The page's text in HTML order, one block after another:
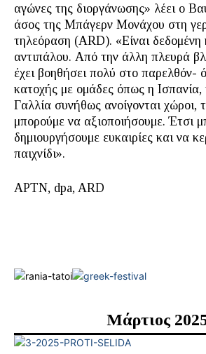
αγώνες της διοργάνωσης» λέει ο
άσος της Μπάγερν Μονάχου στη
τηλεόραση (ARD). «Είναι δεδομένη
αντιπάλου. Από την άλλη πλευρά
έχει βοηθήσει πολύ στο παρελθόν-
κατοχής με ομάδες όπως η
Γαλλία συνήθως ανοίγονται χώροι,
μπορούμε να αξιοποιήσουμε. Έτσι
δημιουργήσουμε ευκαιρίες και να
παιχνίδι».
APTN, dpa, ARD
Μάρτιος